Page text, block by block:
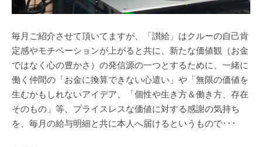
毎月ご紹介させて頂いてますが、「讃給」はクルーの自己肯
定感やモチベーションが上がると共に、新たな価値観（お金
ではなく心の豊かさ）の発信源の一つとするために、一緒に
働く仲間の「お金に換算できない心遣い」や「無限の価値を
生むかもしれないアイデア、「個性や生き方＆働き方、存在
そのもの」等、プライスレスな価値に対する感謝の気持ち
を、毎月の給与明細と共に本人へ届けるというもので･･･